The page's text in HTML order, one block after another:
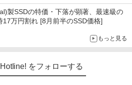
製SSDの特価・下落が顕著、最速級の
17万円割れ [8月前半のSSD価格]
もっと見る
をフォローする